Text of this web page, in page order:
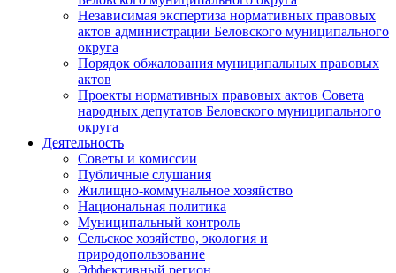
Независимая экспертиза нормативных правовых
актов администрации Беловского муниципального
округа
Порядок обжалования муниципальных правовых
актов
Проекты нормативных правовых актов Совета
народных депутатов Беловского муниципального
округа
Деятельность
Советы и комиссии
Публичные слушания
Жилищно-коммунальное хозяйство
Национальная политика
Муниципальный контроль
Сельское хозяйство, экология и
природопользование
Эффективный регион